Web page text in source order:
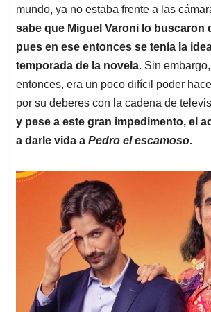
mundo, ya no estaba frente a las
sabe que Miguel Varoni lo buscaron
pues en ese entonces se tenía la
temporada de la novela. Sin
entonces, era un poco difícil poder
por su deberes con la cadena de
y pese a este gran impedimento, el
a darle vida a Pedro el escamoso.